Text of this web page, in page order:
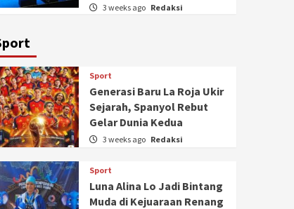
3 weeks ago Redaksi
Sport
Generasi Baru La Roja Ukir
Sejarah, Spanyol Rebut
Gelar Dunia Kedua
3 weeks ago Redaksi
Sport
Luna Alina Lo Jadi Bintang
Muda di Kejuaraan Renang